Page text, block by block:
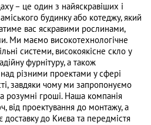
– це один з найяскравіших і
будинку або котеджу, який
вас яскравими рослинами,
Ми маємо високотехнологічне
системи, високоякісне скло у
фурнітуру, а також
різними проектами у сфері
завдяки чому ми запропонуємо
розумні гроші. Наша компанія
від проектування до монтажу, а
доставку до Києва та передмістя